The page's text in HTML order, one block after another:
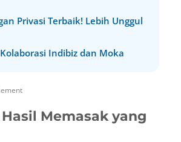
Privasi Terbaik! Lebih Unggul
Indibiz dan Moka
Memasak yang